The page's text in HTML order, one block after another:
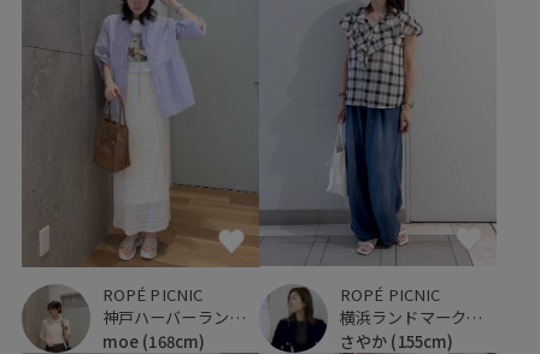
ROPÉ PICNIC
神戸ハーバーランドumie
moe (168cm)
ROPÉ PICNIC
横浜ランドマークタワー
さやか (155cm)